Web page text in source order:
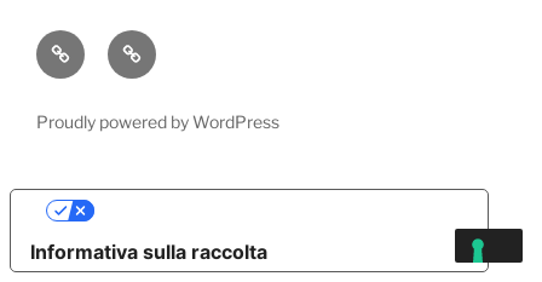
Privacy
Policy
Cookie
Poicy
Proudly powered by WordPress
Informativa sulla raccolta
Le tue preferenze relative alla privacy